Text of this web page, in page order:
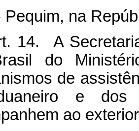
Pequim, na
14. A
do
de
e dos
ao